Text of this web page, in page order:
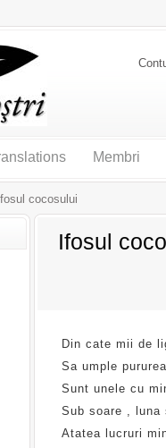
Membri
Ifosul cocosului
Ifosul
Din cate mii de
Sa umple
Sunt unele cu
Sub soare , luna
Atatea lucruri